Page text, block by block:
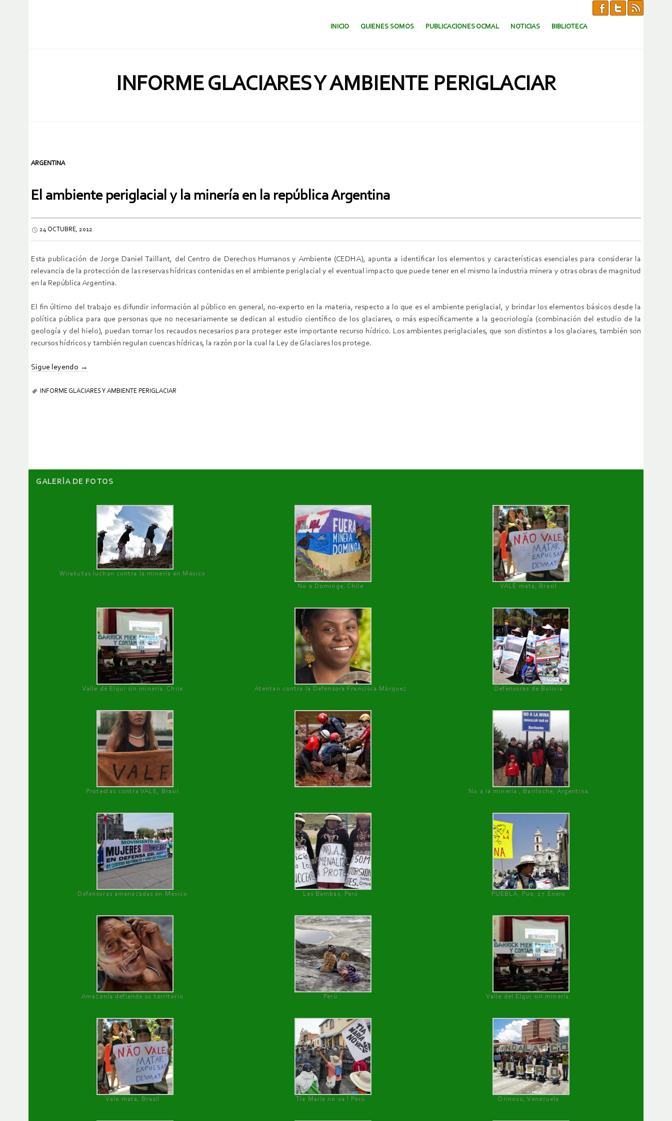
SALTAR AL CONTENIDO.
INICIO QUIENES SOMOS PUBLICACIONES OCMAL NOTICIAS BIBLIOTECA
INFORME GLACIARES Y AMBIENTE PERIGLACIAR
ARGENTINA
El ambiente periglacial y la minería en la república Argentina
24 OCTUBRE, 2012
Esta publicación de Jorge Daniel Taillant, del Centro de Derechos Humanos y Ambiente (CEDHA), apunta a identificar los elementos y características esenciales para considerar la
relevancia de la protección de las reservas hídricas contenidas en el ambiente periglacial y el eventual impacto que puede tener en el mismo la industria minera y otras obras de magnitud
en la República Argentina.
El fin último del trabajo es difundir información al público en general, no-experto en la materia, respecto a lo que es el ambiente periglacial, y brindar los elementos básicos desde la
política pública para que personas que no necesariamente se dedican al estudio científico de los glaciares, o más específicamente a la geocriología (combinación del estudio de la
geología y del hielo), puedan tomar los recaudos necesarios para proteger este importante recurso hídrico. Los ambientes periglaciales, que son distintos a los glaciares, también son
recursos hídricos y también regulan cuencas hídricas, la razón por la cual la Ley de Glaciares los protege.
Sigue leyendo →
INFORME GLACIARES Y AMBIENTE PERIGLACIAR
GALERÌA DE FOTOS
Wirakutas luchan contra la minería en México
No a Dominga, Chile
VALE mata, Brasil
Valle de Elqui sin minería. Chile Atentan contra la Defensora Francisca Márquez Defensoras de Bolivia
Protestas contra VALE, Brasil No a la minería , Bariloche, Argentina
Defensoras amenazadas en México Las Bambas, Perú PUEBLA, Pue, 27 Enero
Amazonía defiende su territorio Perú Valle del Elqui sin minería.
Vale mata, Brasil Tía María no va ! Perú Orinoco, Venezuela